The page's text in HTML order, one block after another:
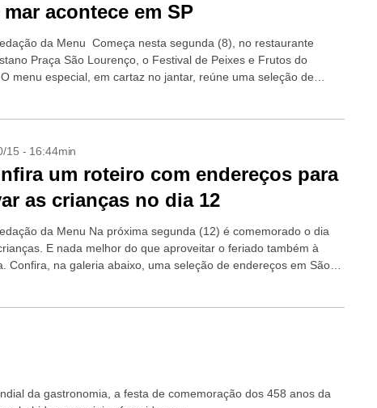
acontece em SP
da Menu Começa nesta segunda (8), no restaurante
Praça São Lourenço, o Festival de Peixes e Frutos do
menu especial, em cartaz no jantar, reúne uma seleção de
15 - 16:44min
um roteiro com endereços para
as crianças no dia 12
da Menu Na próxima segunda (12) é comemorado o dia
E nada melhor do que aproveitar o feriado também à
Confira, na galeria abaixo, uma seleção de endereços em São
da gastronomia, a festa de comemoração dos 458 anos da